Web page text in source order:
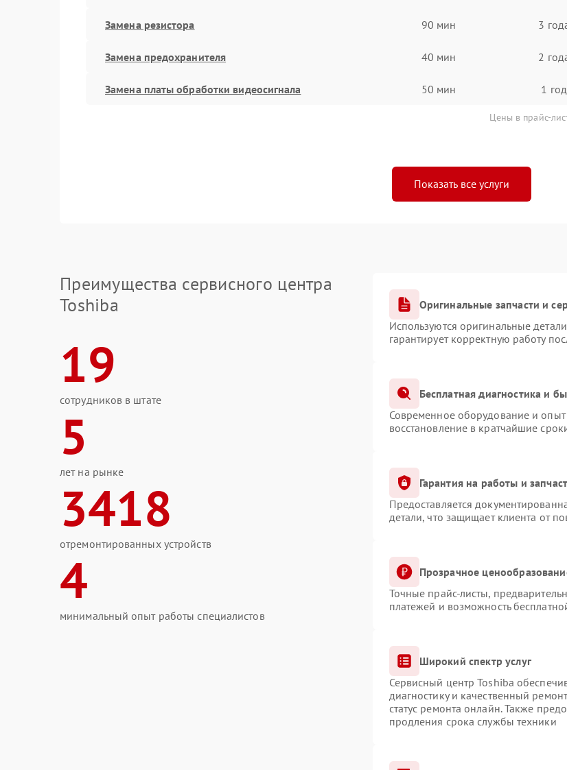
Замена резистора 90 мин 3
Замена предохранителя 40 мин 2
Замена платы обработки видеосигнала 50 мин 1 год
Цены в прайс-
Показать все услуги
Преимущества сервисного центра
Toshiba
19
сотрудников в штате
5
лет на рынке
3418
отремонтированных устройств
4
минимальный опыт работы специалистов
Оригинальные запчасти и
Используются оригинальные
гарантирует корректную работу
Бесплатная диагностика и
Современное оборудование и опыт
восстановление в кратчайшие
Гарантия на работы и
Предоставляется
детали, что защищает клиента от
Прозрачное
Точные прайс-листы,
платежей и возможность
Широкий спектр услуг
Сервисный центр Toshiba
диагностику и качественный
статус ремонта онлайн. Также
продления срока службы техники